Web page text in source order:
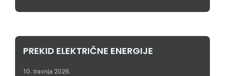
PREKID ELEKTRIČNE ENERGIJE
10. travnja 2026.